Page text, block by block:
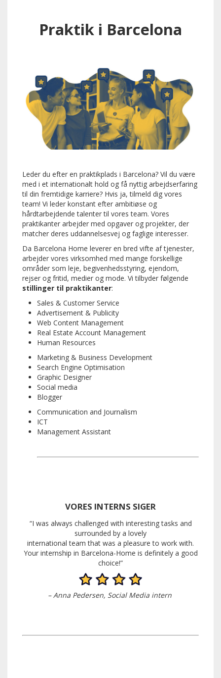
Praktik i Barcelona
Leder du efter en praktikplads i Barcelona? Vil du være
med i et internationalt hold og få nyttig arbejdserfaring
til din fremtidige karriere? Hvis ja, tilmeld dig vores
team! Vi leder konstant efter ambitiøse og
hårdtarbejdende talenter til vores team. Vores
praktikanter arbejder med opgaver og projekter, der
matcher deres uddannelsesvej og faglige interesser.
Da Barcelona Home leverer en bred vifte af tjenester,
arbejder vores virksomhed med mange forskellige
områder som leje, begivenhedsstyring, ejendom,
rejser og fritid, medier og mode. Vi tilbyder følgende
stillinger til praktikanter:
Sales & Customer Service
Advertisement & Publicity
Web Content Management
Real Estate Account Management
Human Resources
Marketing & Business Development
Search Engine Optimisation
Graphic Designer
Social media
Blogger
Communication and Journalism
ICT
Management Assistant
VORES INTERNS SIGER
“I was always challenged with interesting tasks and
surrounded by a lovely
international team that was a pleasure to work with.
Your internship in Barcelona-Home is definitely a good
choice!”
– Anna Pedersen, Social Media intern